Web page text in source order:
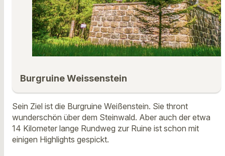
Burgruine Weissenstein
Sein Ziel ist die Burgruine Weißenstein. Sie thront
wunderschön über dem Steinwald. Aber auch der etwa
14 Kilometer lange Rundweg zur Ruine ist schon mit
einigen Highlights gespickt.